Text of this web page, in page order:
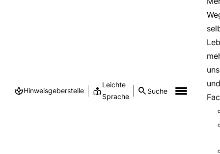
Hinweisgeberstelle
Leichte
Sprache
Suche